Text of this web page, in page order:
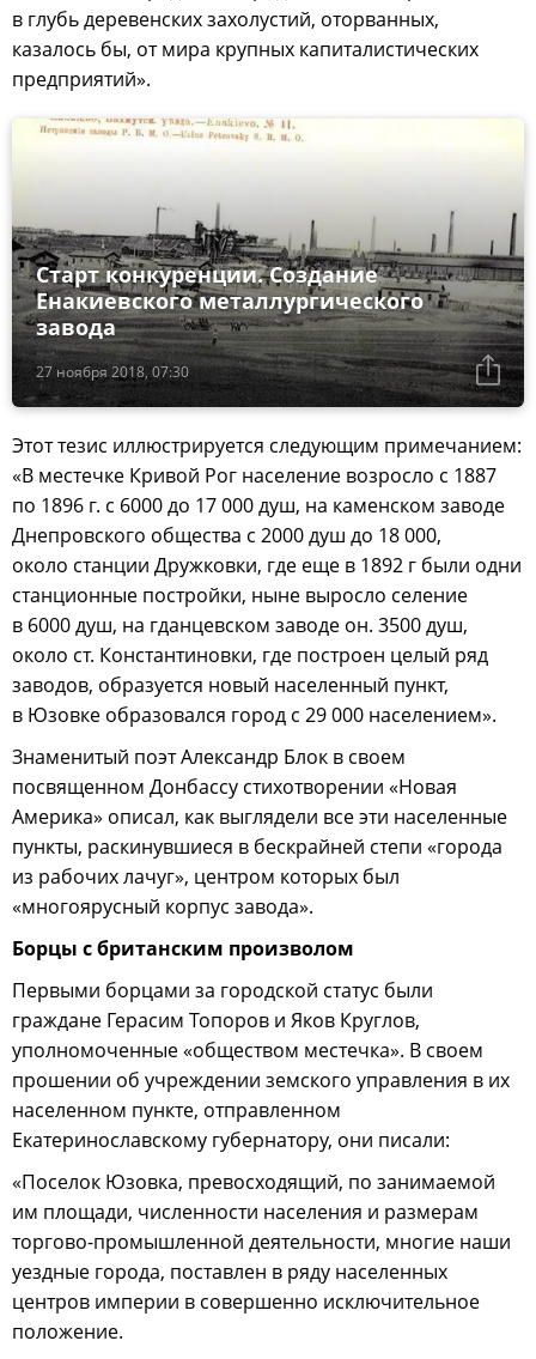
в глубь деревенских захолустий, оторванных,
казалось бы, от мира крупных капиталистических
предприятий».
27 ноября 2018, 07:30
Старт конкуренции. Создание
Енакиевского металлургического
завода
Этот тезис иллюстрируется следующим примечанием:
«В местечке Кривой Рог население возросло с 1887
по 1896 г. с 6000 до 17 000 душ, на каменском заводе
Днепровского общества с 2000 душ до 18 000,
около станции Дружковки, где еще в 1892 г были одни
станционные постройки, ныне выросло селение
в 6000 душ, на гданцевском заводе он. 3500 душ,
около ст. Константиновки, где построен целый ряд
заводов, образуется новый населенный пункт,
в Юзовке образовался город с 29 000 населением».
Знаменитый поэт Александр Блок в своем
посвященном Донбассу стихотворении «Новая
Америка» описал, как выглядели все эти населенные
пункты, раскинувшиеся в бескрайней степи «города
из рабочих лачуг», центром которых был
«многоярусный корпус завода».
Борцы с британским произволом
Первыми борцами за городской статус были
граждане Герасим Топоров и Яков Круглов,
уполномоченные «обществом местечка». В своем
прошении об учреждении земского управления в их
населенном пункте, отправленном
Екатеринославскому губернатору, они писали:
«Поселок Юзовка, превосходящий, по занимаемой
им площади, численности населения и размерам
торгово-промышленной деятельности, многие наши
уездные города, поставлен в ряду населенных
центров империи в совершенно исключительное
положение.